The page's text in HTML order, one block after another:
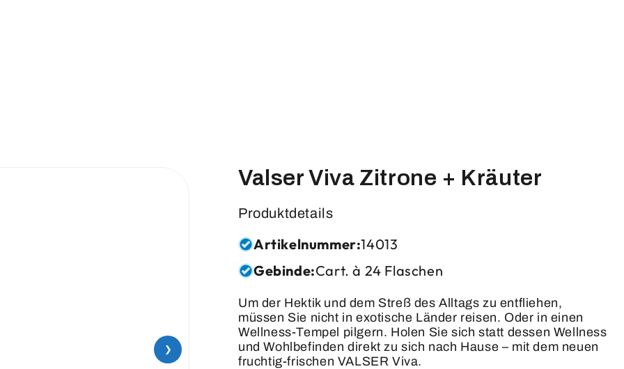
❯
Valser Viva Zitrone + Kräuter
Produktdetails
Artikelnummer:14013
Gebinde:Cart. à 24 Flaschen
Um der Hektik und dem Streß des Alltags zu entfliehen,
müssen Sie nicht in exotische Länder reisen. Oder in einen
Wellness-Tempel pilgern. Holen Sie sich statt dessen Wellness
und Wohlbefinden direkt zu sich nach Hause – mit dem neuen
fruchtig-frischen VALSER Viva.